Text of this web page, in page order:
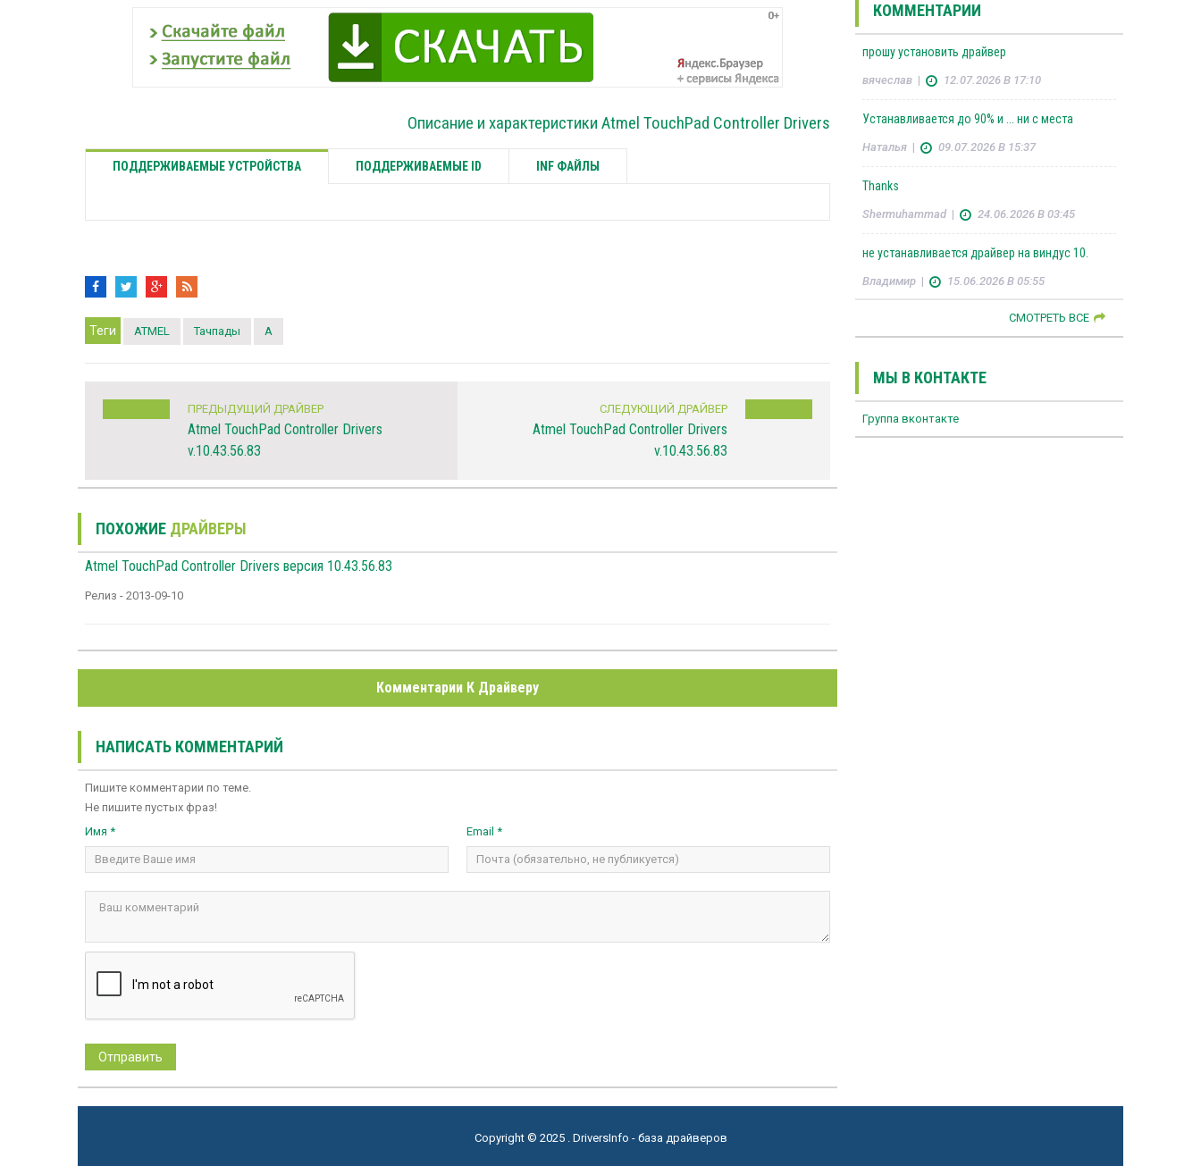
Описание и характеристики Atmel TouchPad Controller Drivers
ПОДДЕРЖИВАЕМЫЕ УСТРОЙСТВА ПОДДЕРЖИВАЕМЫЕ ID INF ФАЙЛЫ
Теги ATMEL Тачпады A
ПРЕДЫДУЩИЙ ДРАЙВЕР
Atmel TouchPad Controller Drivers
v.10.43.56.83
СЛЕДУЮЩИЙ ДРАЙВЕР
Atmel TouchPad Controller Drivers
v.10.43.56.83
ПОХОЖИЕ ДРАЙВЕРЫ
Atmel TouchPad Controller Drivers версия 10.43.56.83
Релиз - 2013-09-10
Комментарии К Драйверу
НАПИСАТЬ КОММЕНТАРИЙ
Пишите комментарии по теме.
Не пишите пустых фраз!
Имя *
Email *
КОММЕНТАРИИ
прошу установить драйвер
вячеслав| 12.07.2026 В 17:10
Устанавливается до 90% и ... ни с места
Наталья| 09.07.2026 В 15:37
Thanks
Shermuhammad| 24.06.2026 В 03:45
не устанавливается драйвер на виндус 10.
Владимир| 15.06.2026 В 05:55
СМОТРЕТЬ ВСЕ
МЫ В КОНТАКТЕ
Группа вконтакте
Copyright © 2025 . DriversInfo - база драйверов